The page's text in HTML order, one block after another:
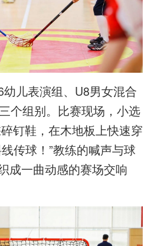
儿表演组、U8男女混合
个组别。比赛现场，小选
钉鞋，在木地板上快速穿
传球！”教练的喊声与球
成一曲动感的赛场交响